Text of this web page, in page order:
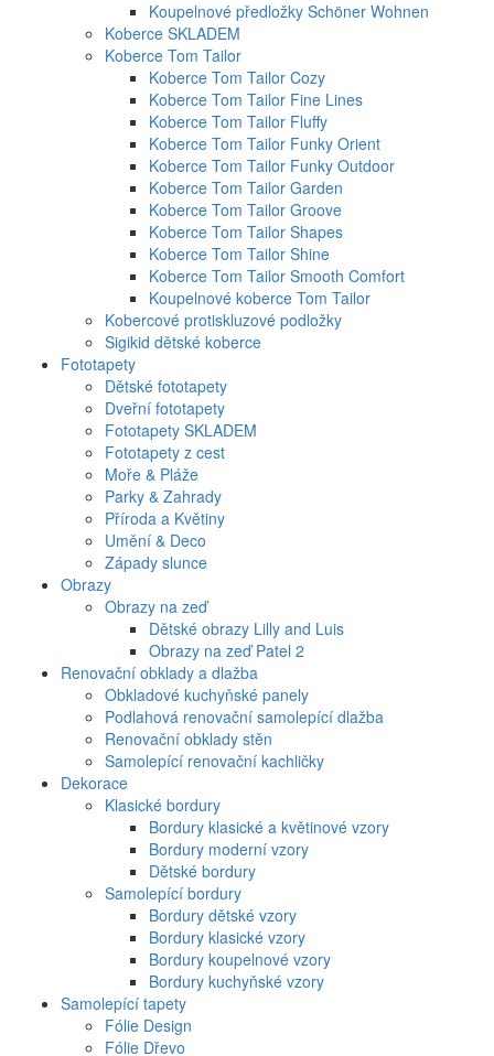
Koupelnové předložky Schöner Wohnen
Koberce SKLADEM
Koberce Tom Tailor
Koberce Tom Tailor Cozy
Koberce Tom Tailor Fine Lines
Koberce Tom Tailor Fluffy
Koberce Tom Tailor Funky Orient
Koberce Tom Tailor Funky Outdoor
Koberce Tom Tailor Garden
Koberce Tom Tailor Groove
Koberce Tom Tailor Shapes
Koberce Tom Tailor Shine
Koberce Tom Tailor Smooth Comfort
Koupelnové koberce Tom Tailor
Kobercové protiskluzové podložky
Sigikid dětské koberce
Fototapety
Dětské fototapety
Dveřní fototapety
Fototapety SKLADEM
Fototapety z cest
Moře & Pláže
Parky & Zahrady
Příroda a Květiny
Umění & Deco
Západy slunce
Obrazy
Obrazy na zeď
Dětské obrazy Lilly and Luis
Obrazy na zeď Patel 2
Renovační obklady a dlažba
Obkladové kuchyňské panely
Podlahová renovační samolepící dlažba
Renovační obklady stěn
Samolepící renovační kachličky
Dekorace
Klasické bordury
Bordury klasické a květinové vzory
Bordury moderní vzory
Dětské bordury
Samolepící bordury
Bordury dětské vzory
Bordury klasické vzory
Bordury koupelnové vzory
Bordury kuchyňské vzory
Samolepící tapety
Fólie Design
Fólie Dřevo